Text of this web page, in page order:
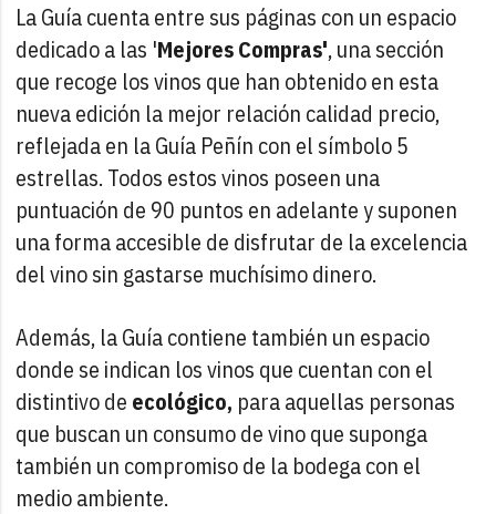
La Guía cuenta entre sus páginas con un espacio
dedicado a las 'Mejores Compras', una sección
que recoge los vinos que han obtenido en esta
nueva edición la mejor relación calidad precio,
reflejada en la Guía Peñín con el símbolo 5
estrellas. Todos estos vinos poseen una
puntuación de 90 puntos en adelante y suponen
una forma accesible de disfrutar de la excelencia
del vino sin gastarse muchísimo dinero.
Además, la Guía contiene también un espacio
donde se indican los vinos que cuentan con el
distintivo de ecológico, para aquellas personas
que buscan un consumo de vino que suponga
también un compromiso de la bodega con el
medio ambiente.